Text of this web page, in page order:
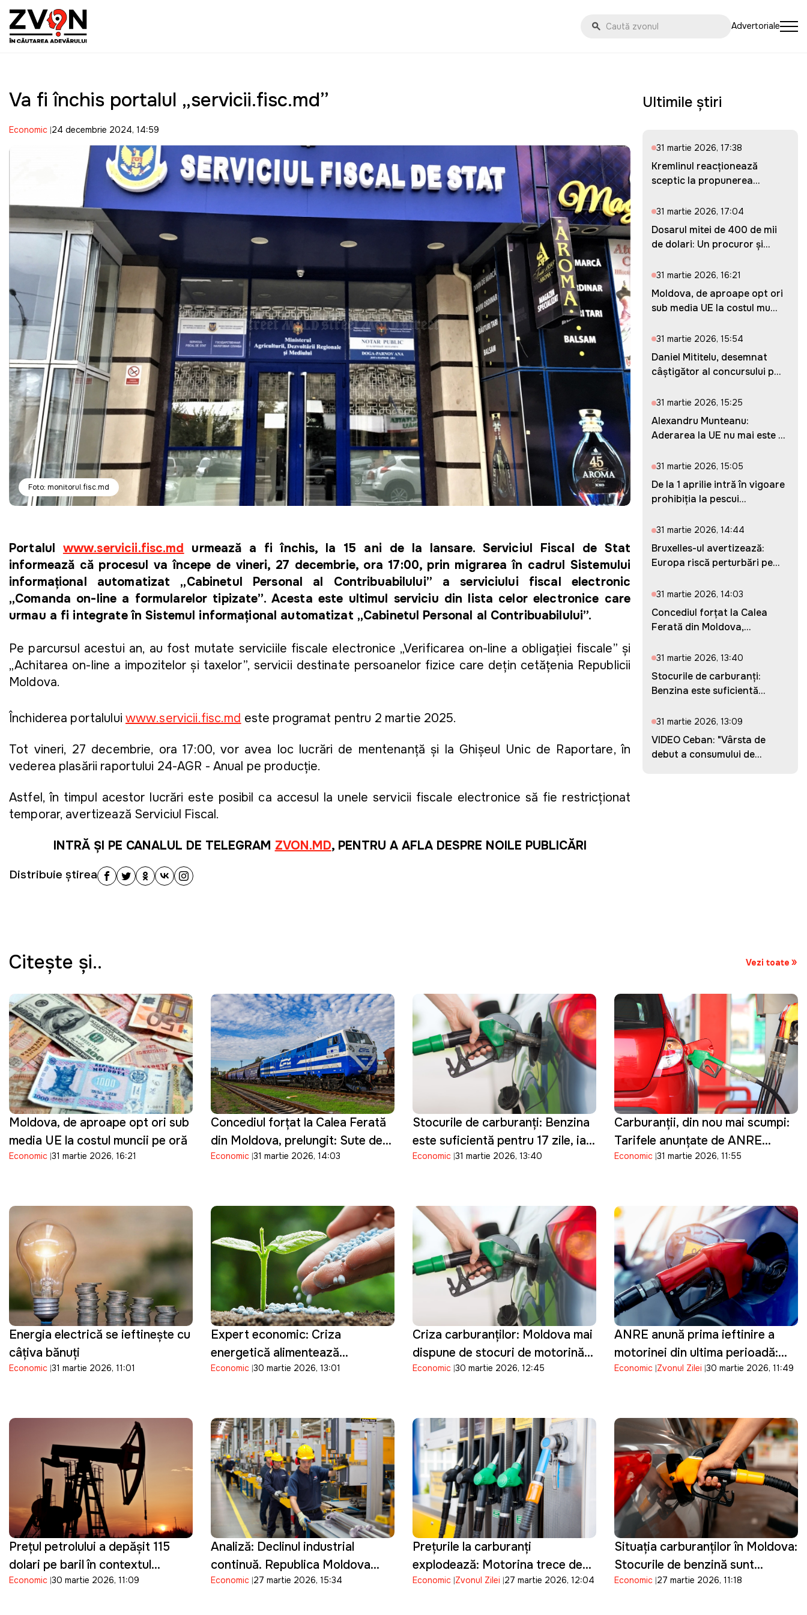
Advertoriale
Va fi închis portalul „servicii.fisc.md”
Economic 24 decembrie 2024, 14:59
Foto: monitorul.fisc.md
Portalul www.servicii.fisc.md urmează a fi închis, la 15 ani de la lansare. Serviciul Fiscal de Stat
informează că procesul va începe de vineri, 27 decembrie, ora 17:00, prin migrarea în cadrul Sistemului
informațional automatizat „Cabinetul Personal al Contribuabilului” a serviciului fiscal electronic
„Comanda on-line a formularelor tipizate”. Acesta este ultimul serviciu din lista celor electronice care
urmau a fi integrate în Sistemul informațional automatizat „Cabinetul Personal al Contribuabilului”.
Pe parcursul acestui an, au fost mutate serviciile fiscale electronice „Verificarea on-line a obligației fiscale” și
„Achitarea on-line a impozitelor și taxelor”, servicii destinate persoanelor fizice care dețin cetățenia Republicii
Moldova.
Închiderea portalului www.servicii.fisc.md este programat pentru 2 martie 2025.
Tot vineri, 27 decembrie, ora 17:00, vor avea loc lucrări de mentenanță și la Ghișeul Unic de Raportare, în
vederea plasării raportului 24-AGR - Anual pe producție.
Astfel, în timpul acestor lucrări este posibil ca accesul la unele servicii fiscale electronice să fie restricționat
temporar, avertizează Serviciul Fiscal.
INTRĂ ȘI PE CANALUL DE TELEGRAM ZVON.MD, PENTRU A AFLA DESPRE NOILE PUBLICĂRI
Distribuie știrea
Ultimile știri
31 martie 2026, 17:38
Kremlinul reacționează
sceptic la propunerea
31 martie 2026, 17:04
Dosarul mitei de 400 de mii
de dolari: Un procuror și...
31 martie 2026, 16:21
Moldova, de aproape opt ori
sub media UE la costul mu...
31 martie 2026, 15:54
Daniel Mititelu, desemnat
câștigător al concursului p...
31 martie 2026, 15:25
Alexandru Munteanu:
Aderarea la UE nu mai este o
31 martie 2026, 15:05
De la 1 aprilie intră în vigoare
prohibiția la pescui...
31 martie 2026, 14:44
Bruxelles-ul avertizează:
Europa riscă perturbări pe...
31 martie 2026, 14:03
Concediul forțat la Calea
Ferată din Moldova,
31 martie 2026, 13:40
Stocurile de carburanți:
Benzina este suficientă
31 martie 2026, 13:09
VIDEO Ceban: "Vârsta de
debut a consumului de
Citeşte şi.. Vezi toate
Moldova, de aproape opt ori sub
media UE la costul muncii pe oră
Economic 31 martie 2026, 16:21
Concediul forțat la Calea Ferată
din Moldova, prelungit: Sute de
angajați vor reveni la muncă abia
Economic 31 martie 2026, 14:03
Stocurile de carburanți: Benzina
este suficientă pentru 17 zile, iar
motorina pentru șapte zile de
Economic 31 martie 2026, 13:40
Carburanții, din nou mai scumpi:
Tarifele anunţate de ANRE
pentru 1 aprilie
Economic 31 martie 2026, 11:55
Energia electrică se ieftineşte cu
câţiva bănuţi
Economic 31 martie 2026, 11:01
Expert economic: Criza
energetică alimentează
scumpirea îngrășămintelor și
Economic 30 martie 2026, 13:01
Criza carburanților: Moldova mai
dispune de stocuri de motorină
pentru doar șase zile
Economic 30 martie 2026, 12:45
ANRE anunță prima ieftinire a
motorinei din ultima perioadă:
Prețul scade cu 17 bani
Economic Zvonul Zilei 30 martie 2026, 11:49
Prețul petrolului a depășit 115
dolari pe baril în contextul
conflictului din Orientul Mijlociu
Economic 30 martie 2026, 11:09
Analiză: Declinul industrial
continuă. Republica Moldova
riscă să piardă definitiv
Economic 27 martie 2026, 15:34
Prețurile la carburanți
explodează: Motorina trece de
32 de lei pe litru
Economic Zvonul Zilei 27 martie 2026, 12:04
Situația carburanților în Moldova:
Stocurile de benzină sunt
suficiente pentru 15 zile, iar cele
Economic 27 martie 2026, 11:18